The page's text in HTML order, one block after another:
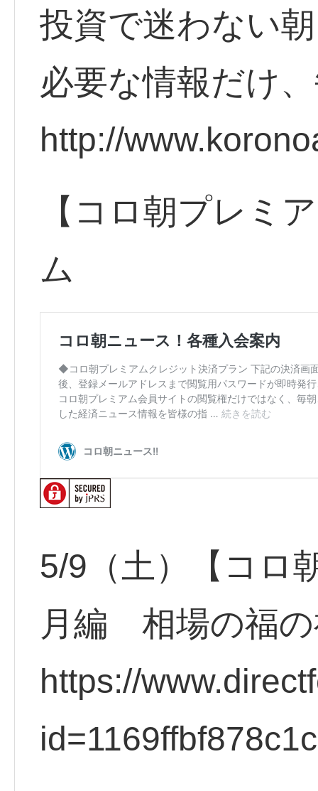
投資で迷わない
必要な情報だけ
http://
【コロ朝プレミ
ム
5/9（土）【コ
月編 相場の福の
https://